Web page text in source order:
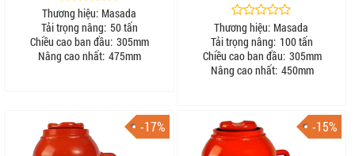
Thương hiệu: Masada
Tải trọng nâng: 50 tấn
Chiều cao ban đầu: 305mm
Nâng cao nhất: 475mm
Thương hiệu: Masada
Tải trọng nâng: 100 tấn
Chiều cao ban đầu: 305mm
Nâng cao nhất: 450mm
-17% -15%